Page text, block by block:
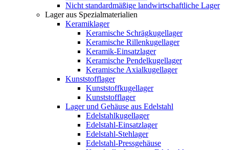
Nicht standardmäßige landwirtschaftliche Lager
Lager aus Spezialmaterialien
Keramiklager
Keramische Schrägkugellager
Keramische Rillenkugellager
Keramik-Einsatzlager
Keramische Pendelkugellager
Keramische Axialkugellager
Kunststofflager
Kunststoffkugellager
Kunststofflager
Lager und Gehäuse aus Edelstahl
Edelstahlkugellager
Edelstahl-Einsatzlager
Edelstahl-Stehlager
Edelstahl-Pressgehäuse